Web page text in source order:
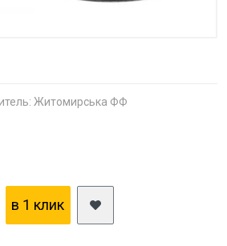
Житомирська ФФ
в 1 клик